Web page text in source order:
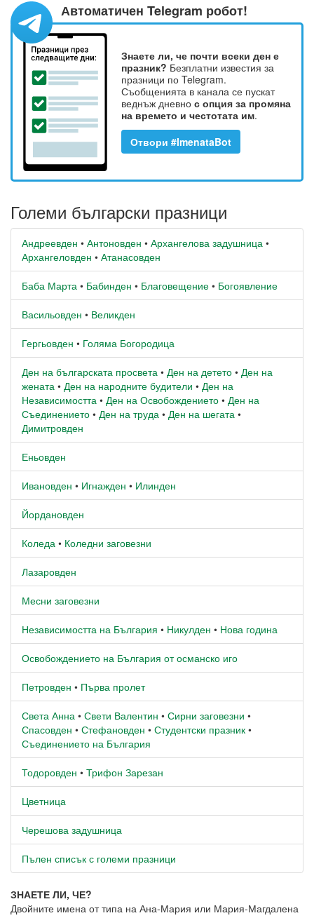
Автоматичен Telegram робот!
Знаете ли, че почти всеки ден е
празник? Безплатни известия за
празници по Telegram.
Съобщенията в канала се пускат
веднъж дневно с опция за промяна
на времето и честотата им.
Отвори #ImenataBot
Големи български празници
Андреевден • Антоновден • Архангелова задушница •
Архангеловден • Атанасовден
Баба Марта • Бабинден • Благовещение • Богоявление
Васильовден • Великден
Гергьовден • Голяма Богородица
Ден на българската просвета • Ден на детето • Ден на
жената • Ден на народните будители • Ден на
Независимостта • Ден на Освобождението • Ден на
Съединението • Ден на труда • Ден на шегата •
Димитровден
Еньовден
Ивановден • Игнажден • Илинден
Йордановден
Коледа • Коледни заговезни
Лазаровден
Месни заговезни
Независимостта на България • Никулден • Нова година
Освобождението на България от османско иго
Петровден • Първа пролет
Света Анна • Свети Валентин • Сирни заговезни •
Спасовден • Стефановден • Студентски празник •
Съединението на България
Тодоровден • Трифон Зарезан
Цветница
Черешова задушница
Пълен списък с големи празници
ЗНАЕТЕ ЛИ, ЧЕ?
Двойните имена от типа на Ана-Мария или Мария-Магдалена